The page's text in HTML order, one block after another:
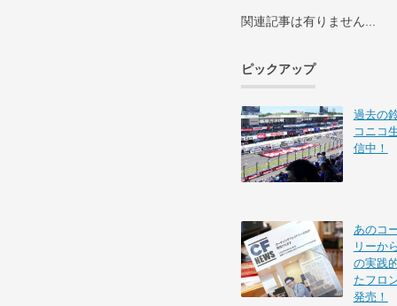
関連記事は有りません...
ピックアップ
過去の
コニコ
信中！
あのコ
リーか
の実践
たフロ
発売！